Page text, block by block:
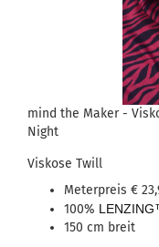
mind the Maker -
Night
Viskose Twill
Meterpreis €
100%
150 cm breit